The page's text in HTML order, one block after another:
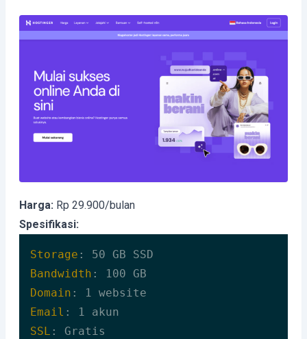
Harga: Rp 29.900/bulan
Spesifikasi:
Storage
Bandwidth
Domain
Email
SSL